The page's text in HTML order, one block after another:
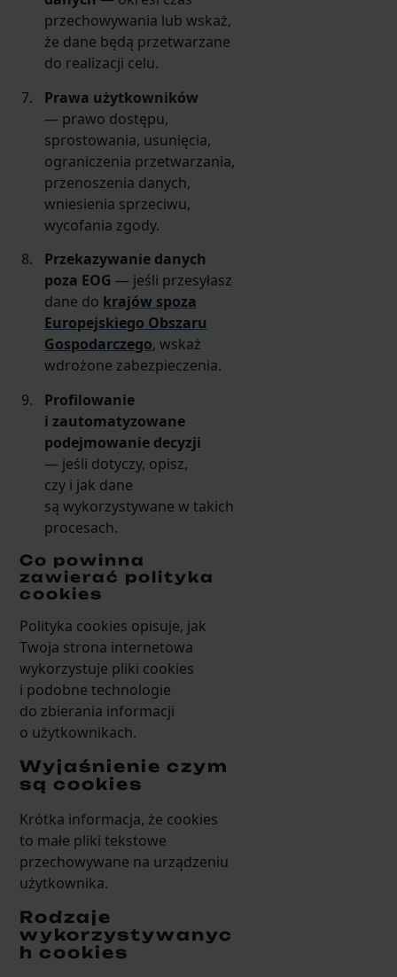
przechowywania lub wskaż,
że dane będą przetwarzane
do realizacji celu.
Prawa użytkowników
— prawo dostępu,
sprostowania, usunięcia,
ograniczenia przetwarzania,
przenoszenia danych,
wniesienia sprzeciwu,
wycofania zgody.
Przekazywanie danych
poza EOG — jeśli przesyłasz
dane do krajów spoza
Europejskiego Obszaru
Gospodarczego, wskaż
wdrożone zabezpieczenia.
Profilowanie
i zautomatyzowane
podejmowanie decyzji
— jeśli dotyczy, opisz,
czy i jak dane
są wykorzystywane w takich
procesach.
Co powinna
zawierać polityka
cookies
Polityka cookies opisuje, jak
Twoja strona internetowa
wykorzystuje pliki cookies
i podobne technologie
do zbierania informacji
o użytkownikach.
Wyjaśnienie czym
są cookies
Krótka informacja, że cookies
to małe pliki tekstowe
przechowywane na urządzeniu
użytkownika.
Rodzaje
wykorzystywanyc
h cookies